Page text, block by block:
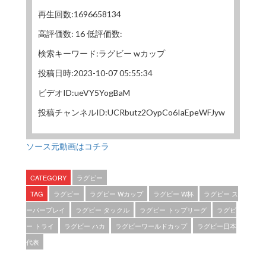
再生回数:1696658134
高評価数: 16 低評価数:
検索キーワード:ラグビー wカップ
投稿日時:2023-10-07 05:55:34
ビデオID:ueVY5YogBaM
投稿チャンネルID:UCRbutz2OypCo6IaEpeWFJyw
ソース元動画はコチラ
CATEGORY
ラグビー
TAG
ラグビー ラグビー Wカップ ラグビー W杯
ラグビー ス
ーパープレイ
ラグビー タックル ラグビー トップリーグ
ラグビ
ー トライ
ラグビー ハカ ラグビーワールドカップ
ラグビー日本
代表